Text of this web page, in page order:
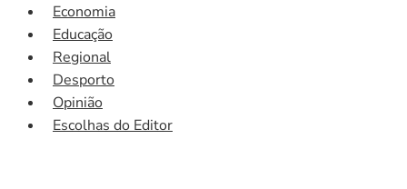
Economia
Educação
Regional
Desporto
Opinião
Escolhas do Editor